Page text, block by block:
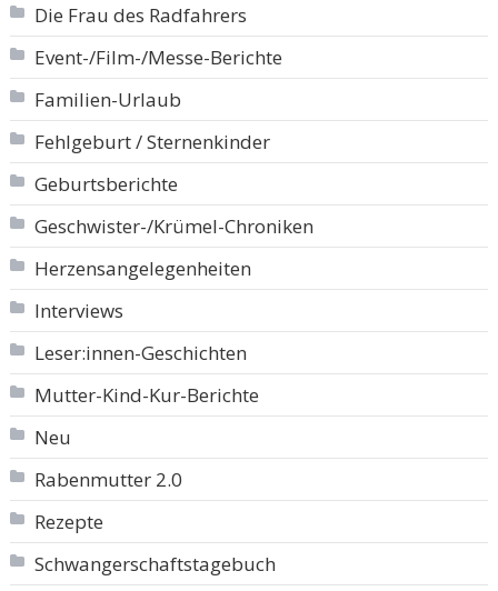
Die Frau des Radfahrers
Event-/Film-/Messe-Berichte
Familien-Urlaub
Fehlgeburt / Sternenkinder
Geburtsberichte
Geschwister-/Krümel-Chroniken
Herzensangelegenheiten
Interviews
Leser:innen-Geschichten
Mutter-Kind-Kur-Berichte
Neu
Rabenmutter 2.0
Rezepte
Schwangerschaftstagebuch